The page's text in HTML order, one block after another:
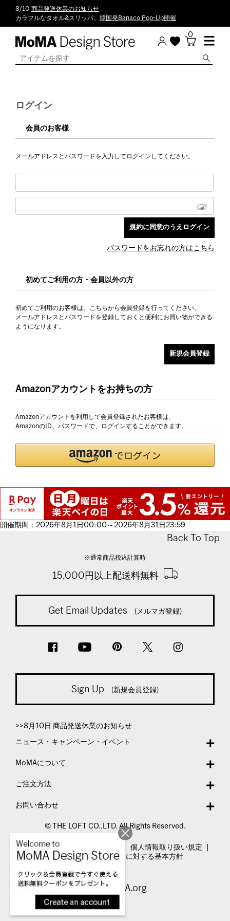
8/10 商品発送休業のお知らせ
カラフルなタオル&スリッパ。 韓国発Banaco Pop-Up開催
0
ログイン
会員のお客様
メールアドレスとパスワードを入力してログインしてください。
パスワードをお忘れの方はこちら
初めてご利用の方・会員以外の方
初めてご利用のお客様は、こちらから会員登録を行ってください。
メールアドレスとパスワードを登録しておくと便利にお買い物ができる
ようになります。
Amazonアカウントをお持ちの方
Amazonアカウントを利用して会員登録されたお客様は、
AmazonのID、パスワードで、ログインすることができます。
開催期間：2026年8月1日00:00～2026年8月31日23:59
Back To Top
※通常商品税込計算時
15,000円以上配送料無料
Get Email Updates (メルマガ登録)
Sign Up (新規会員登録)
>>8月10日 商品発送休業のお知らせ
ニュース・キャンペーン・イベント
MoMAについて
ご注文方法
お問い合わせ
© THE LOFT CO.,LTD. All Rights Reserved.
特定商取引法表示
個人情報取り扱い規定
カスタマーハラスメントに対する基本方針
Visit MoMA.org